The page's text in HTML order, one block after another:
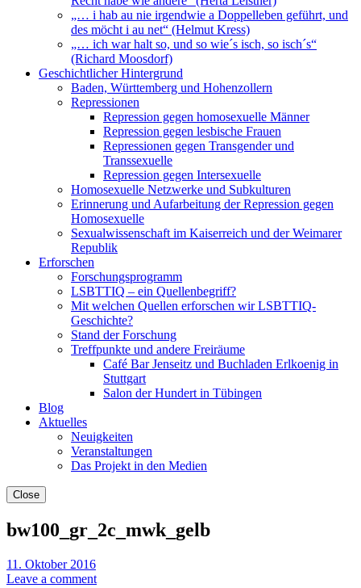
„… i hab au nie irgendwie a Doppelleben geführt, und
des möcht i au net“ (Helmut Kress)
„… ich war halt so, und so wie´s isch, so isch´s“
(Richard Moosdorf)
Geschichtlicher Hintergrund
Baden, Württemberg und Hohenzollern
Repressionen
Repression gegen homosexuelle Männer
Repression gegen lesbische Frauen
Repressionen gegen Transgender und
Transsexuelle
Repression gegen Intersexuelle
Homosexuelle Netzwerke und Subkulturen
Erinnerung und Aufarbeitung der Repression gegen
Homosexuelle
Sexualwissenschaft im Kaiserreich und der Weimarer
Republik
Erforschen
Forschungsprogramm
LSBTTIQ – ein Quellenbegriff?
Mit welchen Quellen erforschen wir LSBTTIQ-
Geschichte?
Stand der Forschung
Treffpunkte und andere Freiräume
Café Bar Jenseitz und Buchladen Erlkoenig in
Stuttgart
Salon der Hundert in Tübingen
Blog
Aktuelles
Neuigkeiten
Veranstaltungen
Das Projekt in den Medien
Close
bw100_gr_2c_mwk_gelb
11. Oktober 2016
Leave a comment